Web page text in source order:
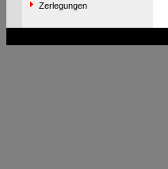
Zerlegungen